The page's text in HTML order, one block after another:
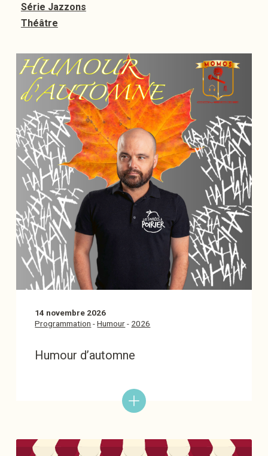
Série Jazzons
Théâtre
14 novembre 2026
Programmation -Humour- 2026
Humour d’automne